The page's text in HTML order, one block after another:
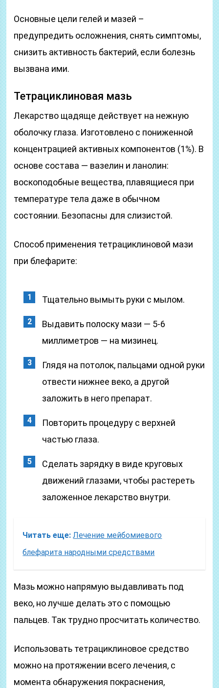
Основные цели гелей и мазей –
предупредить осложнения, снять симптомы,
снизить активность бактерий, если болезнь
вызвана ими.
Тетрациклиновая мазь
Лекарство щадяще действует на нежную
оболочку глаза. Изготовлено с пониженной
концентрацией активных компонентов (1%). В
основе состава — вазелин и ланолин:
воскоподобные вещества, плавящиеся при
температуре тела даже в обычном
состоянии. Безопасны для слизистой.
Способ применения тетрациклиновой мази
при блефарите:
Тщательно вымыть руки с мылом.
Выдавить полоску мази — 5-6
миллиметров — на мизинец.
Глядя на потолок, пальцами одной руки
отвести нижнее веко, а другой
заложить в него препарат.
Повторить процедуру с верхней
частью глаза.
Сделать зарядку в виде круговых
движений глазами, чтобы растереть
заложенное лекарство внутри.
Читать еще: Лечение мейбомиевого
блефарита народными средствами
Мазь можно напрямую выдавливать под
веко, но лучше делать это с помощью
пальцев. Так трудно просчитать количество.
Использовать тетрациклиновое средство
можно на протяжении всего лечения, с
момента обнаружения покраснения,